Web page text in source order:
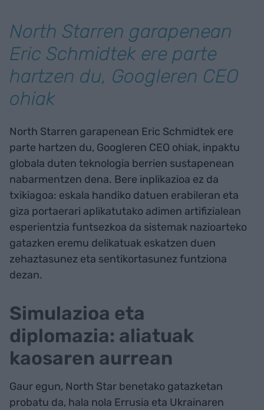
North Starren garapenean
Eric Schmidtek ere parte
hartzen du, Googleren CEO
ohiak
North Starren garapenean Eric Schmidtek ere
parte hartzen du, Googleren CEO ohiak, inpaktu
globala duten teknologia berrien sustapenean
nabarmentzen dena. Bere inplikazioa ez da
txikiagoa: eskala handiko datuen erabileran eta
giza portaerari aplikatutako adimen artifizialean
esperientzia funtsezkoa da sistemak nazioarteko
gatazken eremu delikatuak eskatzen duen
zehaztasunez eta sentikortasunez funtziona
dezan.
Simulazioa eta
diplomazia: aliatuak
kaosaren aurrean
Gaur egun, North Star benetako gatazketan
probatu da, hala nola Errusia eta Ukrainaren